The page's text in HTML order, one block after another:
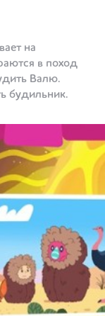
на
в поход
Валю.
будильник.